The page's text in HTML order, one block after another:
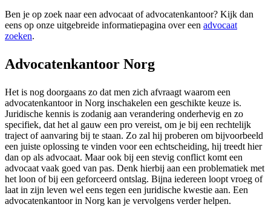
Ben je op zoek naar een advocaat of advocatenkantoor? Kijk dan
eens op onze uitgebreide informatiepagina over een advocaat
zoeken.
Advocatenkantoor Norg
Het is nog doorgaans zo dat men zich afvraagt waarom een
advocatenkantoor in Norg inschakelen een geschikte keuze is.
Juridische kennis is zodanig aan verandering onderhevig en zo
specifiek, dat het al gauw een pro vereist, om je bij een rechtelijk
traject of aanvaring bij te staan. Zo zal hij proberen om bijvoorbeeld
een juiste oplossing te vinden voor een echtscheiding, hij treedt hier
dan op als advocaat. Maar ook bij een stevig conflict komt een
advocaat vaak goed van pas. Denk hierbij aan een problematiek met
het loon of bij een geforceerd ontslag. Bijna iedereen loopt vroeg of
laat in zijn leven wel eens tegen een juridische kwestie aan. Een
advocatenkantoor in Norg kan je vervolgens verder helpen.